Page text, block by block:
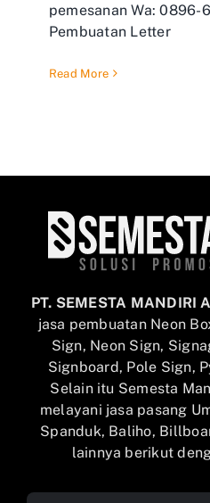
pemesanan Wa: 0896-
Pembuatan Letter
Read More
PT. SEMESTA MANDIRI
jasa pembuatan Neon
Sign, Neon Sign,
Signboard, Pole Sign,
Selain itu Semesta
melayani jasa pasang
Spanduk, Baliho,
lainnya berikut